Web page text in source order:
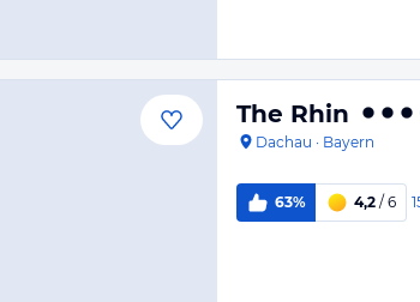
The Rhin
Dachau · Bayern
63% 4,2 / 6